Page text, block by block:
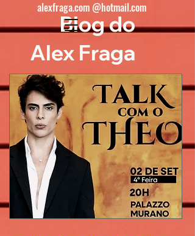
Blog do
Alex Fraga
alexfraga.com @hotmail.com